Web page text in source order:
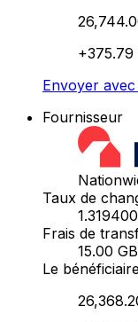
+375.79
Envoyer
Fournisseur
Taux de
1.319400
Frais de
15.00
Le